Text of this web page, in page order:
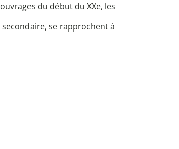
du début du XXe, les
se rapprochent à